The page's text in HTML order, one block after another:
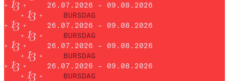
26.07.2026 – 09.08.2026
BURSDAG
26.07.2026 – 09.08.2026
BURSDAG
26.07.2026 – 09.08.2026
BURSDAG
26.07.2026 – 09.08.2026
BURSDAG